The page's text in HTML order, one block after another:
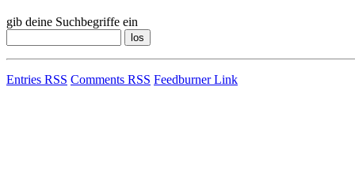
gib deine Suchbegriffe ein
Entries RSS Comments RSS Feedburner Link